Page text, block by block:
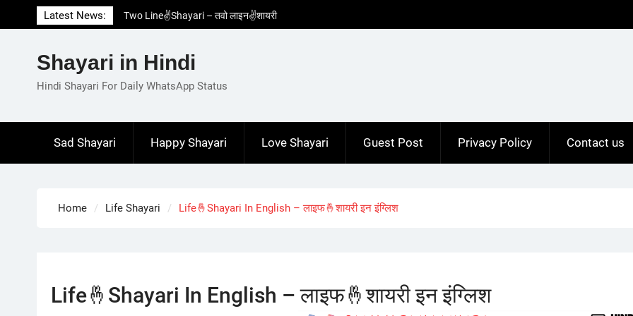
to
Latest News:
Two Line✌️Shayari – तवो लाइन✌️शायरी
Love😓Lines In Hindi – लव😓लाइन्स इन हिंदी
Love🥳Poetry In Hindi – लव🥳पोएट्री इन हिंदी
1 Line☝️Shayari In Hindi – १ लाइन☝️शायरी इन
Shayari in Hindi
Hindi Shayari For Daily WhatsApp Status
Sad Shayari Happy Shayari Love Shayari Guest Post Privacy Policy Contact us
Home Life Shayari Life🤞Shayari In English – लाइफ🤞शायरी इन इंग्लिश
Life🤞Shayari In English – लाइफ🤞शायरी इन इंग्लिश